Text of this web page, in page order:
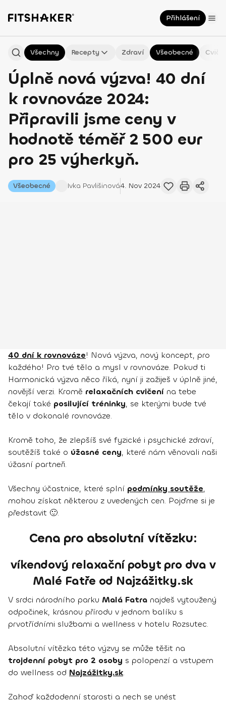
Přihlášení
Všechny Recepty Zdraví Všeobecné
Úplně nová výzva! 40 dní
k rovnováze 2024:
Připravili jsme ceny v
hodnotě téměř 2 500 eur
pro 25 výherkyň.
Všeobecné Ivka Pavlišinová4. Nov 2024
40 dní k rovnováze! Nová výzva, nový koncept, pro
každého! Pro tvé tělo a mysl v rovnováze. Pokud ti
Harmonická výzva něco říká, nyní ji zažiješ v úplně jiné,
novější verzi. Kromě relaxačních cvičení na tebe
čekají také posilující tréninky, se kterými bude tvé
tělo v dokonalé rovnováze.
Kromě toho, že zlepšíš své fyzické i psychické zdraví,
soutěžíš také o úžasné ceny, které nám věnovali naši
úžasní partneři.
Všechny účastnice, které splní podmínky soutěže,
mohou získat některou z uvedených cen. Pojďme si je
představit 🙂.
Cena pro absolutní vítězku:
víkendový relaxační pobyt pro dva v
Malé Fatře od Najzážitky.sk
V srdci národního parku Malá Fatra najdeš vytoužený
odpočinek, krásnou přírodu v jednom balíku s
prvotřídními službami a wellness v hotelu Rozsutec.
Absolutní vítězka této výzvy se může těšit na
trojdenní pobyt pro 2 osoby s polopenzí a vstupem
do wellness od Najzážitky.sk.
Zahoď každodenní starosti a nech se unést